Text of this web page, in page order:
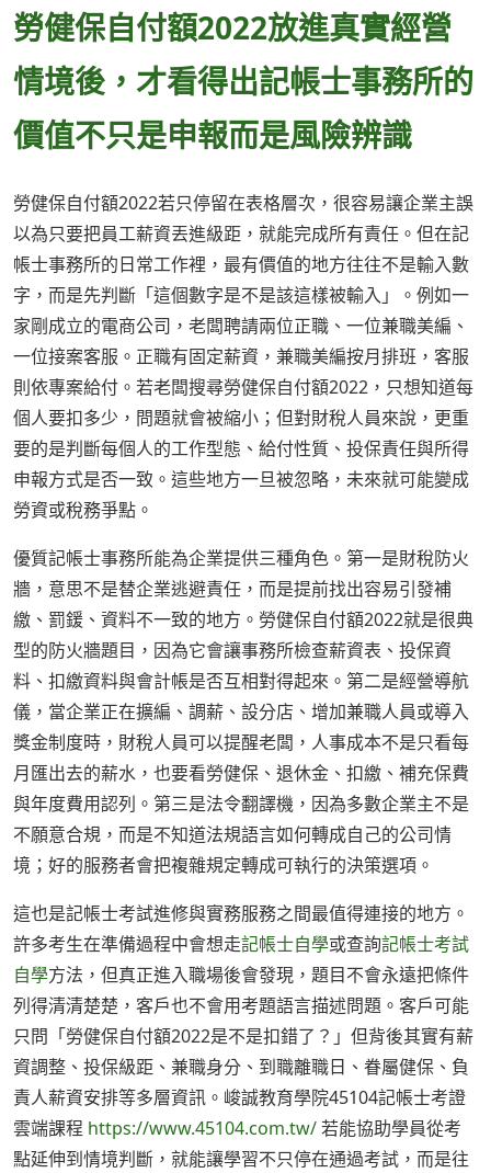
勞健保自付額2022放進真實經營
情境後，才看得出記帳士事務所的
價值不只是申報而是風險辨識
勞健保自付額2022若只停留在表格層次，很容易讓企業主誤
以為只要把員工薪資丟進級距，就能完成所有責任。但在記
帳士事務所的日常工作裡，最有價值的地方往往不是輸入數
字，而是先判斷「這個數字是不是該這樣被輸入」。例如一
家剛成立的電商公司，老闆聘請兩位正職、一位兼職美編、
一位接案客服。正職有固定薪資，兼職美編按月排班，客服
則依專案給付。若老闆搜尋勞健保自付額2022，只想知道每
個人要扣多少，問題就會被縮小；但對財稅人員來說，更重
要的是判斷每個人的工作型態、給付性質、投保責任與所得
申報方式是否一致。這些地方一旦被忽略，未來就可能變成
勞資或稅務爭點。
優質記帳士事務所能為企業提供三種角色。第一是財稅防火
牆，意思不是替企業逃避責任，而是提前找出容易引發補
繳、罰鍰、資料不一致的地方。勞健保自付額2022就是很典
型的防火牆題目，因為它會讓事務所檢查薪資表、投保資
料、扣繳資料與會計帳是否互相對得起來。第二是經營導航
儀，當企業正在擴編、調薪、設分店、增加兼職人員或導入
獎金制度時，財稅人員可以提醒老闆，人事成本不是只看每
月匯出去的薪水，也要看勞健保、退休金、扣繳、補充保費
與年度費用認列。第三是法令翻譯機，因為多數企業主不是
不願意合規，而是不知道法規語言如何轉成自己的公司情
境；好的服務者會把複雜規定轉成可執行的決策選項。
這也是記帳士考試進修與實務服務之間最值得連接的地方。
許多考生在準備過程中會想走記帳士自學或查詢記帳士考試
自學方法，但真正進入職場後會發現，題目不會永遠把條件
列得清清楚楚，客戶也不會用考題語言描述問題。客戶可能
只問「勞健保自付額2022是不是扣錯了？」但背後其實有薪
資調整、投保級距、兼職身分、到職離職日、眷屬健保、負
責人薪資安排等多層資訊。峻誠教育學院45104記帳士考證
雲端課程 https://www.45104.com.tw/若能協助學員從考
點延伸到情境判斷，就能讓學習不只停在通過考試，而是往